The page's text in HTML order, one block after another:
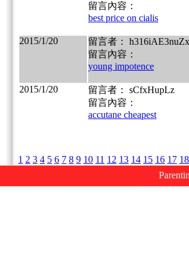
留言內容：
best price on cialis
2015/1/20
留言者： h316iAE3nuZx
留言內容：
young impotence
2015/1/20
留言者： sCfxHupLz
留言內容：
accutane cheapest
1 2 3 4 5 6 7 8 9 10 11 12 13 14 15 16 17 18